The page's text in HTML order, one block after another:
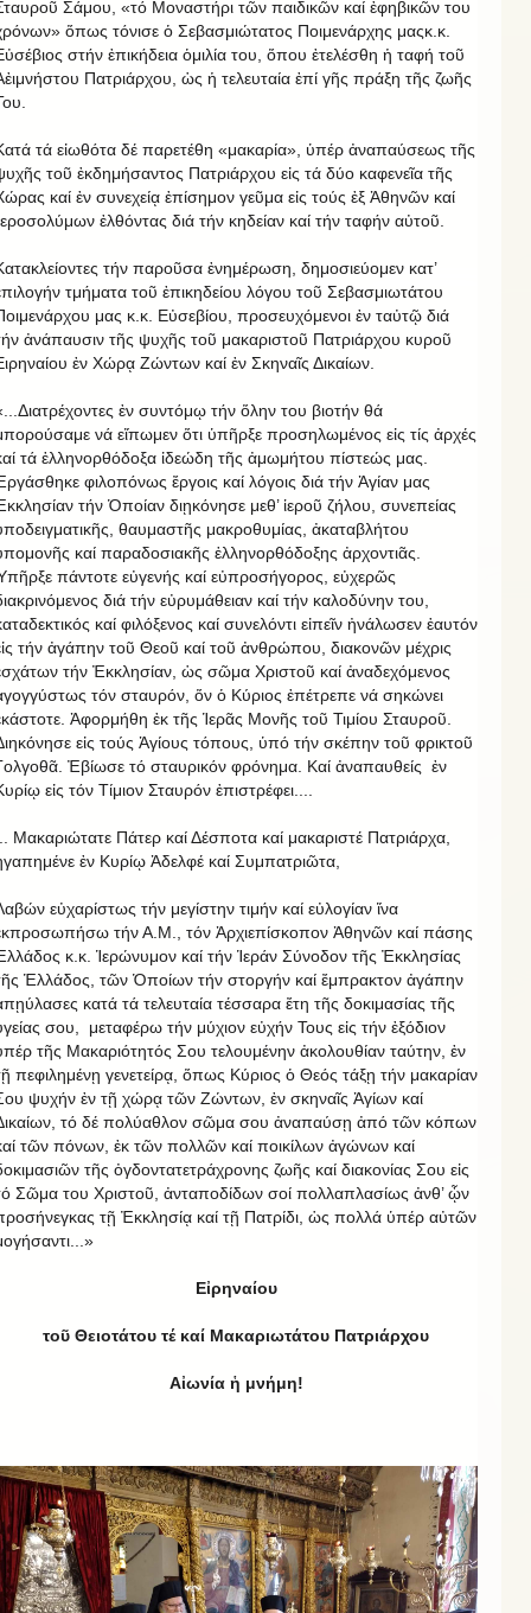
Σάμου, «τό Μοναστήρι τῶν παιδικῶν καί ἐφηβικῶν του
ὅπως τόνισε ὁ Σεβασμιώτατος Ποιμενάρχης μαςκ.κ.
στήν ἐπικήδεια ὁμιλία του, ὅπου ἐτελέσθη ἡ ταφή τοῦ
Πατριάρχου, ὡς ἡ τελευταία ἐπί γῆς πράξη τῆς ζωῆς
τά εἰωθότα δέ παρετέθη «μακαρία», ὑπέρ ἀναπαύσεως τῆς
τοῦ ἐκδημήσαντος Πατριάρχου εἰς τά δύο καφενεῖα τῆς
καί ἐν συνεχείᾳ ἐπίσημον γεῦμα εἰς τούς ἐξ Ἀθηνῶν καί
ἐλθόντας διά τήν κηδείαν καί τήν ταφήν αὐτοῦ.
τήν παροῦσα ἐνημέρωση, δημοσιεύομεν κατ’
τμήματα τοῦ ἐπικηδείου λόγου τοῦ Σεβασμιωτάτου
μας κ.κ. Εὐσεβίου, προσευχόμενοι ἐν ταὐτῷ διά
ἀνάπαυσιν τῆς ψυχῆς τοῦ μακαριστοῦ Πατριάρχου κυροῦ
ἐν Χώρᾳ Ζώντων καί ἐν Σκηναῖς Δικαίων.
ἐν συντόμῳ τήν ὅλην του βιοτήν θά
νά εἴπωμεν ὅτι ὑπῆρξε προσηλωμένος εἰς τίς ἀρχές
τά ἑλληνορθόδοξα ἰδεώδη τῆς ἀμωμήτου πίστεώς μας.
φιλοπόνως ἔργοις καί λόγοις διά τήν Ἁγίαν μας
τήν Ὁποίαν διῃκόνησε μεθ’ ἱεροῦ ζήλου, συνεπείας
θαυμαστῆς μακροθυμίας, ἀκαταβλήτου
καί παραδοσιακῆς ἑλληνορθόδοξης ἀρχοντιᾶς.
πάντοτε εὐγενής καί εὐπροσήγορος, εὐχερῶς
διά τήν εὐρυμάθειαν καί τήν καλοδύνην του,
καί φιλόξενος καί συνελόντι εἰπεῖν ἠνάλωσεν ἑαυτόν
τήν ἀγάπην τοῦ Θεοῦ καί τοῦ ἀνθρώπου, διακονῶν μέχρις
τήν Ἐκκλησίαν, ὡς σῶμα Χριστοῦ καί ἀναδεχόμενος
τόν σταυρόν, ὅν ὁ Κύριος ἐπέτρεπε νά σηκώνει
Ἀφορμήθη ἐκ τῆς Ἱερᾶς Μονῆς τοῦ Τιμίου Σταυροῦ.
εἰς τούς Ἁγίους τόπους, ὑπό τήν σκέπην τοῦ φρικτοῦ
Ἐβίωσε τό σταυρικόν φρόνημα. Καί ἀναπαυθείς ἐν
εἰς τόν Τίμιον Σταυρόν ἐπιστρέφει....
Μακαριώτατε Πάτερ καί Δέσποτα καί μακαριστέ Πατριάρχα,
ἐν Κυρίῳ Ἀδελφέ καί Συμπατριῶτα,
εὐχαρίστως τήν μεγίστην τιμήν καί εὐλογίαν ἵνα
τήν Α.Μ., τόν Ἀρχιεπίσκοπον Ἀθηνῶν καί πάσης
κ.κ. Ἱερώνυμον καί τήν Ἱεράν Σύνοδον τῆς Ἐκκλησίας
Ἑλλάδος, τῶν Ὁποίων τήν στοργήν καί ἔμπρακτον ἀγάπην
κατά τά τελευταία τέσσαρα ἔτη τῆς δοκιμασίας τῆς
σου, μεταφέρω τήν μύχιον εὐχήν Τους εἰς τήν ἐξόδιον
τῆς Μακαριότητός Σου τελουμένην ἀκολουθίαν ταύτην, ἐν
πεφιλημένῃ γενετείρᾳ, ὅπως Κύριος ὁ Θεός τάξῃ τήν μακαρίαν
ψυχήν ἐν τῇ χώρᾳ τῶν Ζώντων, ἐν σκηναῖς Ἁγίων καί
τό δέ πολύαθλον σῶμα σου ἀναπαύσῃ ἀπό τῶν κόπων
τῶν πόνων, ἐκ τῶν πολλῶν καί ποικίλων ἀγώνων καί
τῆς ὀγδοντατετράχρονης ζωῆς καί διακονίας Σου εἰς
Σῶμα του Χριστοῦ, ἀνταποδίδων σοί πολλαπλασίως ἀνθ’ ᾦν
τῇ Ἐκκλησίᾳ καί τῇ Πατρίδι, ὡς πολλά ὑπέρ αὐτῶν
Εἰρηναίου
τοῦ Θειοτάτου τέ καί Μακαριωτάτου Πατριάρχου
Αἰωνία ἡ μνήμη!